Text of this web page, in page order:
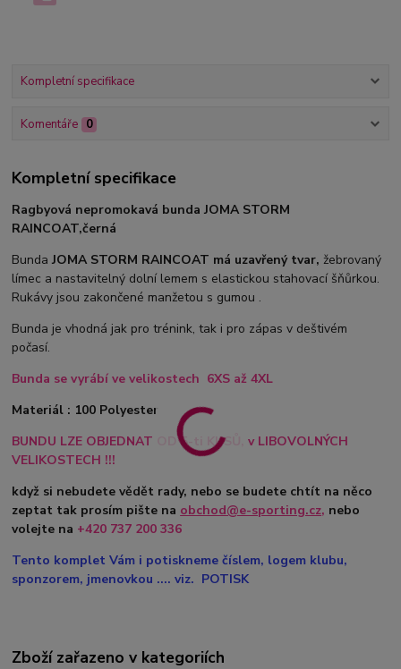
Kompletní specifikace
Komentáře 0
Kompletní specifikace
Ragbyová nepromokavá bunda JOMA STORM
RAINCOAT,černá
BundaJOMA STORM RAINCOAT má uzavřený tvar, žebrovaný
límec a nastavitelný dolní lemem s elastickou stahovací šňůrkou.
Rukávy jsou zakončené manžetou s gumou .
Bunda je vhodná jak pro trénink, tak i pro zápas v deštivém
počasí.
Bunda se vyrábí ve velikostech 6XS až 4XL
Materiál : 100 Polyester
BUNDU LZE OBJEDNAT OD 5-ti KUSŮ, v LIBOVOLNÝCH
VELIKOSTECH !!!
když si nebudete vědět rady, nebo se budete chtít na něco
zeptat tak prosím pište na obchod@e-sporting.cz, nebo
volejte na +420 737 200 336
Tento komplet Vám i potiskneme číslem, logem klubu,
sponzorem, jmenovkou .... viz. POTISK
Zboží zařazeno v kategoriích